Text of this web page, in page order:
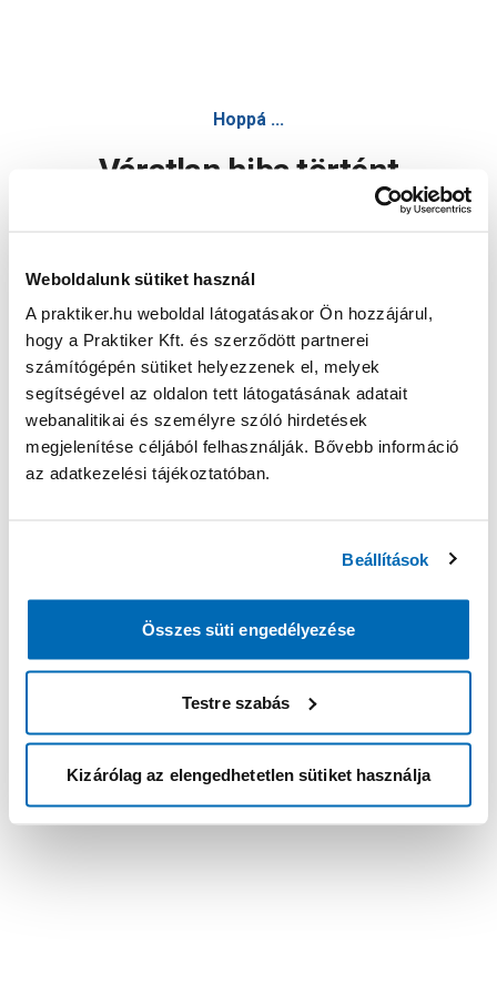
Weboldalunk sütiket használ
A praktiker.hu weboldal látogatásakor Ön hozzájárul,
hogy a Praktiker Kft. és szerződött partnerei
számítógépén sütiket helyezzenek el, melyek
segítségével az oldalon tett látogatásának adatait
webanalitikai és személyre szóló hirdetések
megjelenítése céljából felhasználják. Bővebb információ
az adatkezelési tájékoztatóban.
Beállítások
Összes süti engedélyezése
Testre szabás
Kizárólag az elengedhetetlen sütiket használja
Hoppá ...
Váratlan hiba történt
Oldal újratöltése